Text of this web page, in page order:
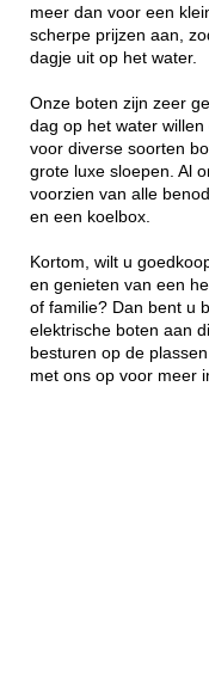
meer dan voor een
scherpe prijzen aan,
dagje uit op het water.
Onze boten zijn zeer
dag op het water
voor diverse soorten
grote luxe sloepen. Al
voorzien van alle
en een koelbox.
Kortom, wilt u
en genieten van een
of familie? Dan bent u
elektrische boten aan
besturen op de
met ons op voor meer